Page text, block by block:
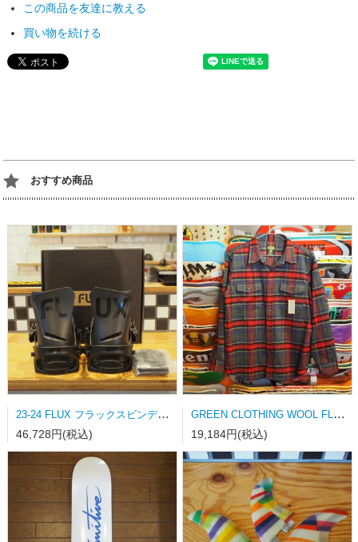
この商品を友達に教える
買い物を続ける
おすすめ商品
23-24 FLUX フラックスビンディング DS-LTD MATT BLACK Mサイズ
46,728円(税込)
GREEN CLOTHING WOOL FLANNEL SHRAT Lサイズ
19,184円(税込)